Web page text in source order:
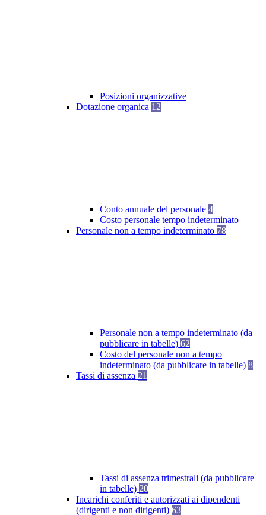
Posizioni organizzative
Dotazione organica 12
Conto annuale del personale 4
Costo personale tempo indeterminato
Personale non a tempo indeterminato 78
Personale non a tempo indeterminato (da
pubblicare in tabelle) 62
Costo del personale non a tempo
indeterminato (da pubblicare in tabelle) 8
Tassi di assenza 21
Tassi di assenza trimestrali (da pubblicare
in tabelle) 20
Incarichi conferiti e autorizzati ai dipendenti
(dirigenti e non dirigenti) 63